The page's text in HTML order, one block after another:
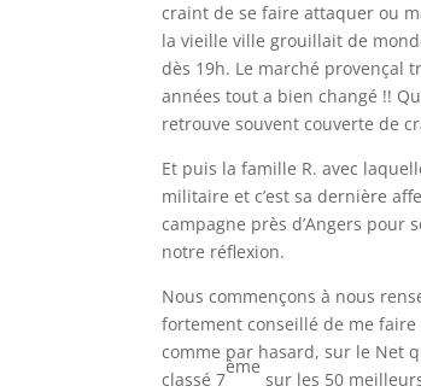
craint de se faire attaquer ou
la vieille ville grouillait de
dès 19h. Le marché provençal
années tout a bien changé !!
retrouve souvent couverte de
Et puis la famille R. avec
militaire et c’est sa dernière
campagne près d’Angers pour
notre réflexion.
Nous commençons à nous
fortement conseillé de me
comme par hasard, sur le Net
classé 7
ème
sur les 50